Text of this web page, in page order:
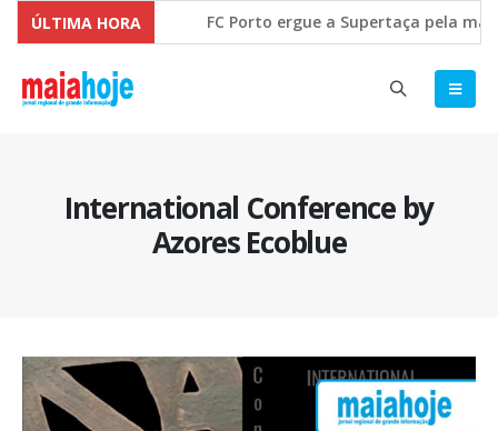
ÚLTIMA HORA FC Porto ergue a Supertaça pela
Comissão Europeia quer ouvir as
International Conference by
Azores Ecoblue